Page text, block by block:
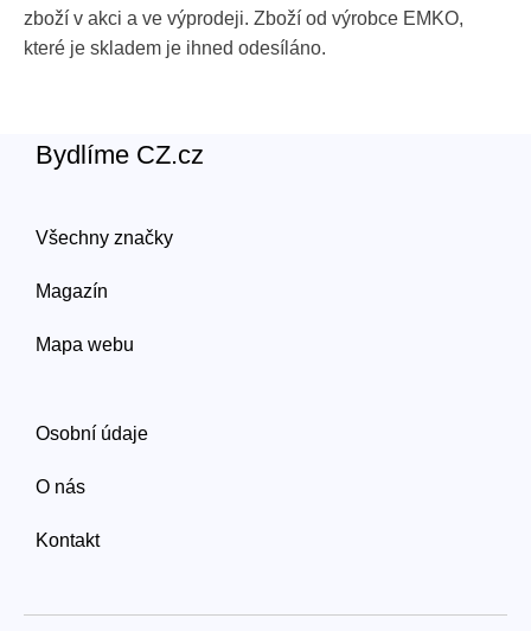
zboží v akci a ve výprodeji. Zboží od výrobce EMKO,
které je skladem je ihned odesíláno.
Bydlíme CZ.cz
Všechny značky
Magazín
Mapa webu
Osobní údaje
O nás
Kontakt